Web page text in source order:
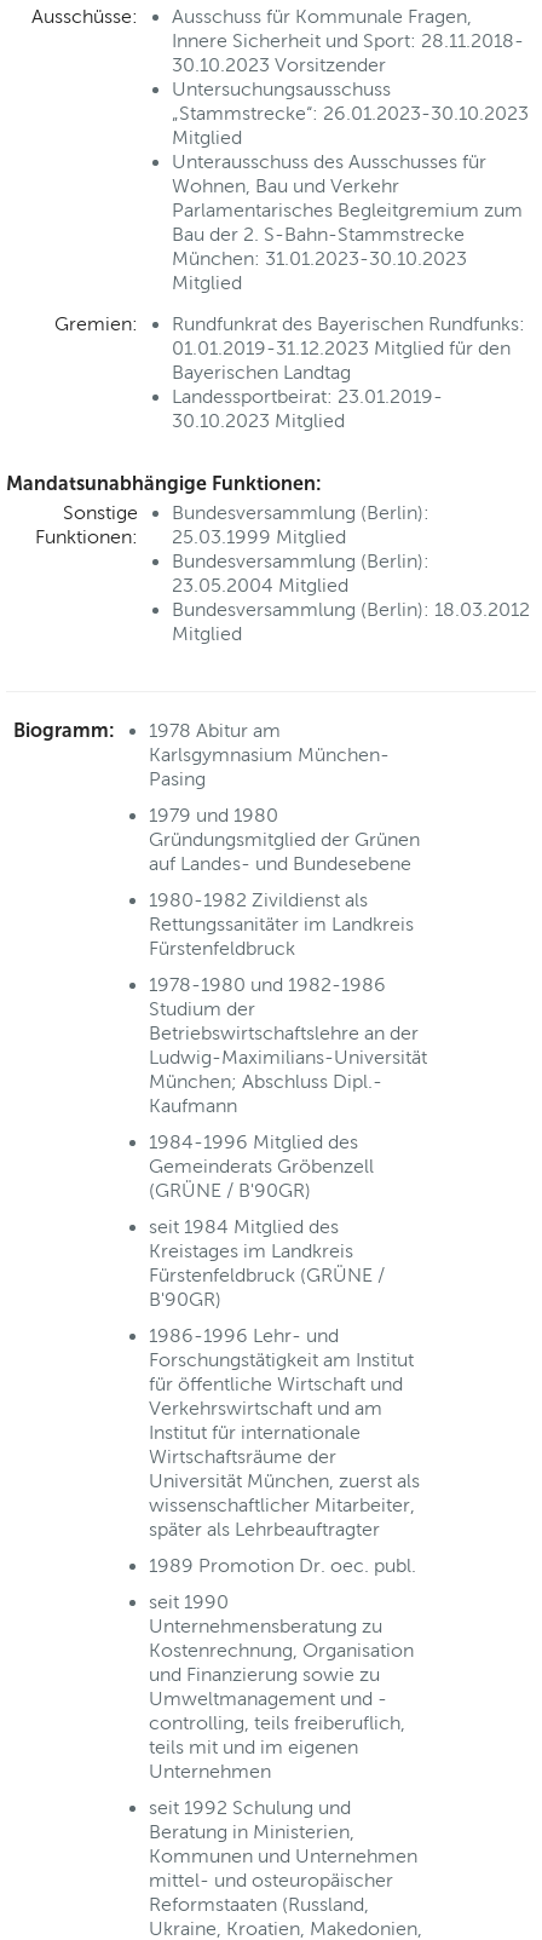
Ausschüsse:
Ausschuss für Kommunale Fragen,
Innere Sicherheit und Sport: 28.11.2018-
30.10.2023 Vorsitzender
Untersuchungsausschuss
„Stammstrecke“: 26.01.2023-30.10.2023
Mitglied
Unterausschuss des Ausschusses für
Wohnen, Bau und Verkehr
Parlamentarisches Begleitgremium zum
Bau der 2. S-Bahn-Stammstrecke
München: 31.01.2023-30.10.2023
Mitglied
Gremien:
Rundfunkrat des Bayerischen Rundfunks:
01.01.2019-31.12.2023 Mitglied für den
Bayerischen Landtag
Landessportbeirat: 23.01.2019-
30.10.2023 Mitglied
Mandatsunabhängige Funktionen:
Sonstige
Funktionen:
Bundesversammlung (Berlin):
25.03.1999 Mitglied
Bundesversammlung (Berlin):
23.05.2004 Mitglied
Bundesversammlung (Berlin): 18.03.2012
Mitglied
Biogramm:
1978 Abitur am
Karlsgymnasium München-
Pasing
1979 und 1980
Gründungsmitglied der Grünen
auf Landes- und Bundesebene
1980-1982 Zivildienst als
Rettungssanitäter im Landkreis
Fürstenfeldbruck
1978-1980 und 1982-1986
Studium der
Betriebswirtschaftslehre an der
Ludwig-Maximilians-Universität
München; Abschluss Dipl.-
Kaufmann
1984-1996 Mitglied des
Gemeinderats Gröbenzell
(GRÜNE / B'90GR)
seit 1984 Mitglied des
Kreistages im Landkreis
Fürstenfeldbruck (GRÜNE /
B'90GR)
1986-1996 Lehr- und
Forschungstätigkeit am Institut
für öffentliche Wirtschaft und
Verkehrswirtschaft und am
Institut für internationale
Wirtschaftsräume der
Universität München, zuerst als
wissenschaftlicher Mitarbeiter,
später als Lehrbeauftragter
1989 Promotion Dr. oec. publ.
seit 1990
Unternehmensberatung zu
Kostenrechnung, Organisation
und Finanzierung sowie zu
Umweltmanagement und -
controlling, teils freiberuflich,
teils mit und im eigenen
Unternehmen
seit 1992 Schulung und
Beratung in Ministerien,
Kommunen und Unternehmen
mittel- und osteuropäischer
Reformstaaten (Russland,
Ukraine, Kroatien, Makedonien,